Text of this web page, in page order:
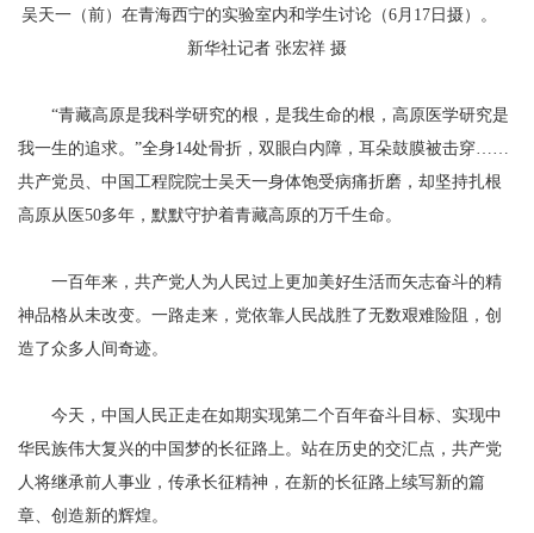
吴天一（前）在青海西宁的实验室内和学生讨论（6月17日摄）。
新华社记者 张宏祥 摄
“青藏高原是我科学研究的根，是我生命的根，高原医学研究是
我一生的追求。”全身14处骨折，双眼白内障，耳朵鼓膜被击穿……
共产党员、中国工程院院士吴天一身体饱受病痛折磨，却坚持扎根
高原从医50多年，默默守护着青藏高原的万千生命。
一百年来，共产党人为人民过上更加美好生活而矢志奋斗的精
神品格从未改变。一路走来，党依靠人民战胜了无数艰难险阻，创
造了众多人间奇迹。
今天，中国人民正走在如期实现第二个百年奋斗目标、实现中
华民族伟大复兴的中国梦的长征路上。站在历史的交汇点，共产党
人将继承前人事业，传承长征精神，在新的长征路上续写新的篇
章、创造新的辉煌。